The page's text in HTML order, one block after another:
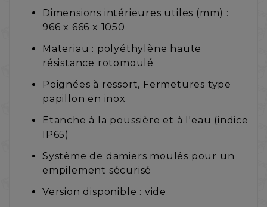
Dimensions intérieures utiles (mm) :
966 x 666 x 1050
Materiau : polyéthylène haute
résistance rotomoulé
Poignées à ressort, Fermetures type
papillon en inox
Etanche à la poussière et à l'eau (indice
IP65)
Système de damiers moulés pour un
empilement sécurisé
Version disponible : vide